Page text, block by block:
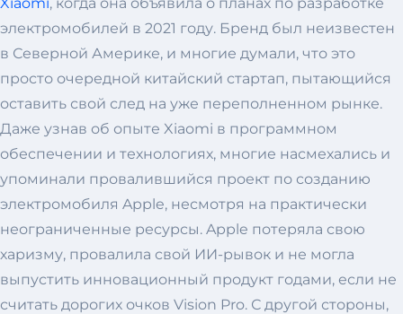
электромобилей в 2021 году. Бренд был неизвестен
в Северной Америке, и многие думали, что это
просто очередной китайский стартап, пытающийся
оставить свой след на уже переполненном рынке.
Даже узнав об опыте Xiaomi в программном
обеспечении и технологиях, многие насмехались и
упоминали провалившийся проект по созданию
электромобиля Apple, несмотря на практически
неограниченные ресурсы. Apple потеряла свою
харизму, провалила свой ИИ-рывок и не могла
выпустить инновационный продукт годами, если не
считать дорогих очков Vision Pro. С другой стороны,